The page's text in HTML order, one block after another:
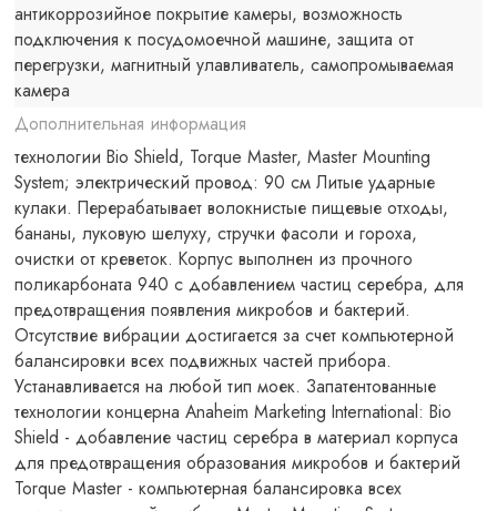
антикоррозийное покрытие камеры, возможность
подключения к посудомоечной машине, защита от
перегрузки, магнитный улавливатель, самопромываемая
камера
Дополнительная информация
технологии Bio Shield, Torque Master, Master Mounting
System; электрический провод: 90 см Литые ударные
кулаки. Перерабатывает волокнистые пищевые отходы,
бананы, луковую шелуху, стручки фасоли и гороха,
очистки от креветок. Корпус выполнен из прочного
поликарбоната 940 с добавлением частиц серебра, для
предотвращения появления микробов и бактерий.
Отсутствие вибрации достигается за счет компьютерной
балансировки всех подвижных частей прибора.
Устанавливается на любой тип моек. Запатентованные
технологии концерна Anaheim Marketing International: Bio
Shield - добавление частиц серебра в материал корпуса
для предотвращения образования микробов и бактерий
Torque Master - компьютерная балансировка всех